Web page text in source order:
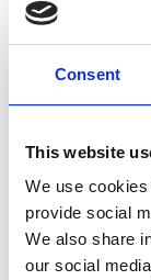
Consent
This website
We use
provide social
We also share
our social
di FAN
World!